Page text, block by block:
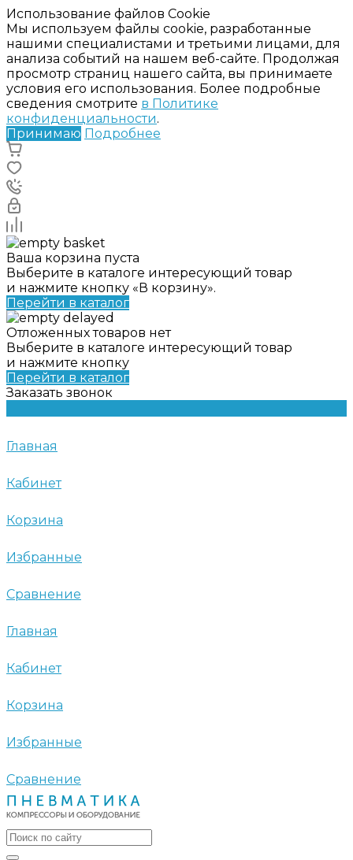
Использование файлов Cookie
Мы используем файлы cookie, разработанные
нашими специалистами и третьими лицами, для
анализа событий на нашем веб-сайте. Продолжая
просмотр страниц нашего сайта, вы принимаете
условия его использования. Более подробные
сведения смотрите в Политике
конфиденциальности.
Принимаю Подробнее
Ваша корзина пуста
Выберите в каталоге интересующий товар
и нажмите кнопку «В корзину».
Перейти в каталог
Отложенных товаров нет
Выберите в каталоге интересующий товар
и нажмите кнопку
Перейти в каталог
Заказать звонок
Главная
Кабинет
Корзина
Избранные
Сравнение
Главная
Кабинет
Корзина
Избранные
Сравнение